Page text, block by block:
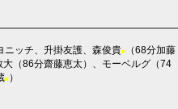
ニッチ 升掛友護 森俊貴■ （68分加藤
大 （86分齋藤恵太）、 モーベルグ （74
■ ）